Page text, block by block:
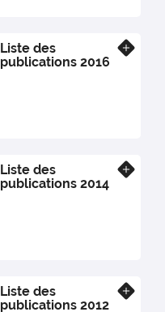
Liste des
publications 2016
Liste des
publications 2014
Liste des
publications 2012